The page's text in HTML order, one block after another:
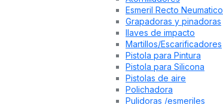
Esmeril Recto Neumatico
Grapadoras y pinadoras
llaves de impacto
Martillos/Escarificadores
Pistola para Pintura
Pistola para Silicona
Pistolas de aire
Polichadora
Pulidoras /esmeriles